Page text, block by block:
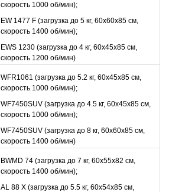
скорость 1000 об/мин);
EW 1477 F (загрузка до 5 кг, 60х60х85 см,
скорость 1400 об/мин);
EWS 1230 (загрузка до 4 кг, 60х45х85 см,
скорость 1200 об/мин)
WFR1061 (загрузка до 5.2 кг, 60х45х85 см,
скорость 1000 об/мин);
WF7450SUV (загрузка до 4.5 кг, 60х45х85 см,
скорость 1000 об/мин);
WF7450SUV (загрузка до 8 кг, 60х60х85 см,
скорость 1400 об/мин)
BWMD 74 (загрузка до 7 кг, 60х55х82 см,
скорость 1400 об/мин);
AL 88 X (загрузка до 5.5 кг, 60х54х85 см,